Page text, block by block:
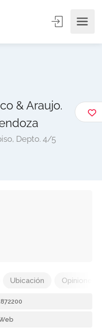
& Araujo.
Depto. 4/5
Ubicación Opiniones